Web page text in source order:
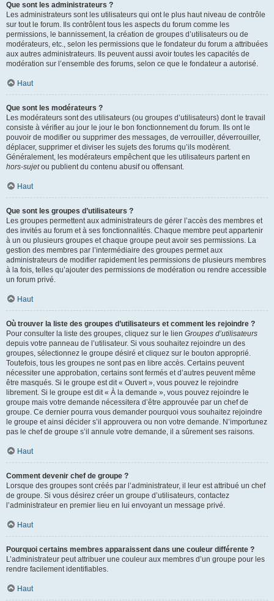
Que sont les administrateurs ?
Les administrateurs sont les utilisateurs qui ont le plus haut niveau de contrôle
sur tout le forum. Ils contrôlent tous les aspects du forum comme les
permissions, le bannissement, la création de groupes d’utilisateurs ou de
modérateurs, etc., selon les permissions que le fondateur du forum a attribuées
aux autres administrateurs. Ils peuvent aussi avoir toutes les capacités de
modération sur l’ensemble des forums, selon ce que le fondateur a autorisé.
Haut
Que sont les modérateurs ?
Les modérateurs sont des utilisateurs (ou groupes d’utilisateurs) dont le travail
consiste à vérifier au jour le jour le bon fonctionnement du forum. Ils ont le
pouvoir de modifier ou supprimer des messages, de verrouiller, déverrouiller,
déplacer, supprimer et diviser les sujets des forums qu’ils modèrent.
Généralement, les modérateurs empêchent que les utilisateurs partent en
hors-sujetou publient du contenu abusif ou offensant.
Haut
Que sont les groupes d’utilisateurs ?
Les groupes permettent aux administrateurs de gérer l’accès des membres et
des invités au forum et à ses fonctionnalités. Chaque membre peut appartenir
à un ou plusieurs groupes et chaque groupe peut avoir ses permissions. La
gestion des membres par l’intermédiaire des groupes permet aux
administrateurs de modifier rapidement les permissions de plusieurs membres
à la fois, telles qu’ajouter des permissions de modération ou rendre accessible
un forum privé.
Haut
Où trouver la liste des groupes d’utilisateurs et comment les rejoindre ?
Pour consulter la liste des groupes, cliquez sur le lien Groupes d’utilisateurs
depuis votre panneau de l’utilisateur. Si vous souhaitez rejoindre un des
groupes, sélectionnez le groupe désiré et cliquez sur le bouton approprié.
Toutefois, tous les groupes ne sont pas en libre accès. Certains peuvent
nécessiter une approbation, certains sont fermés et d’autres peuvent même
être masqués. Si le groupe est dit « Ouvert », vous pouvez le rejoindre
librement. Si le groupe est dit « À la demande », vous pouvez rejoindre le
groupe mais votre demande nécessitera d’être approuvée par un chef de
groupe. Ce dernier pourra vous demander pourquoi vous souhaitez rejoindre
le groupe et ainsi décider s’il approuvera ou non votre demande. N’importunez
pas le chef de groupe s’il annule votre demande, il a sûrement ses raisons.
Haut
Comment devenir chef de groupe ?
Lorsque des groupes sont créés par l’administrateur, il leur est attribué un chef
de groupe. Si vous désirez créer un groupe d’utilisateurs, contactez
l’administrateur en premier lieu en lui envoyant un message privé.
Haut
Pourquoi certains membres apparaissent dans une couleur différente ?
L’administrateur peut attribuer une couleur aux membres d’un groupe pour les
rendre facilement identifiables.
Haut